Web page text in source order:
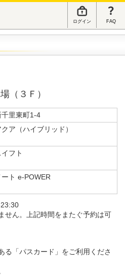
ログイン FAQ
（３Ｆ）
里東町1-4
ア（ハイブリッド）
フト
ト e-POWER
せん。上記時間をまたぐ予約は可
る「パスカード」をご利用くださ